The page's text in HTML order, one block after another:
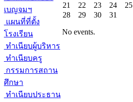
เบญจมฯ
แผนที่ที่ตั้ง
โรงเรียน
ทำเนียบผู้บริหาร
ทำเนียบครู
กรรมการสถาน
ศึกษา
ทำเนียบประธาน
21
22 23 24 25
28
29 30 31
No events.